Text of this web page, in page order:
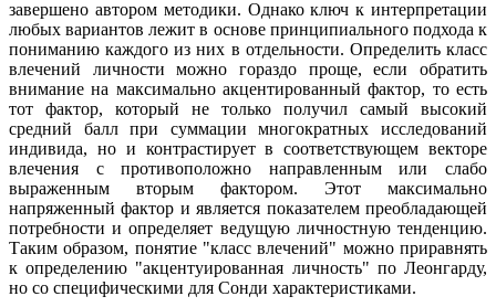
завершено автором методики. Однако ключ к интерпретации
любых вариантов лежит в основе принципиального подхода к
пониманию каждого из них в отдельности. Определить класс
влечений личности можно гораздо проще, если обратить
внимание на максимально акцентированный фактор, то есть
тот фактор, который не только получил самый высокий
средний балл при суммации многократных исследований
индивида, но и контрастирует в соответствующем векторе
влечения с противоположно направленным или слабо
выраженным вторым фактором. Этот максимально
напряженный фактор и является показателем преобладающей
потребности и определяет ведущую личностную тенденцию.
Таким образом, понятие "класс влечений" можно приравнять
к определению "акцентуированная личность" по Леонгарду,
но со специфическими для Сонди характеристиками.